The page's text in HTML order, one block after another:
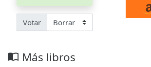
Votar
import_contacts Más libros